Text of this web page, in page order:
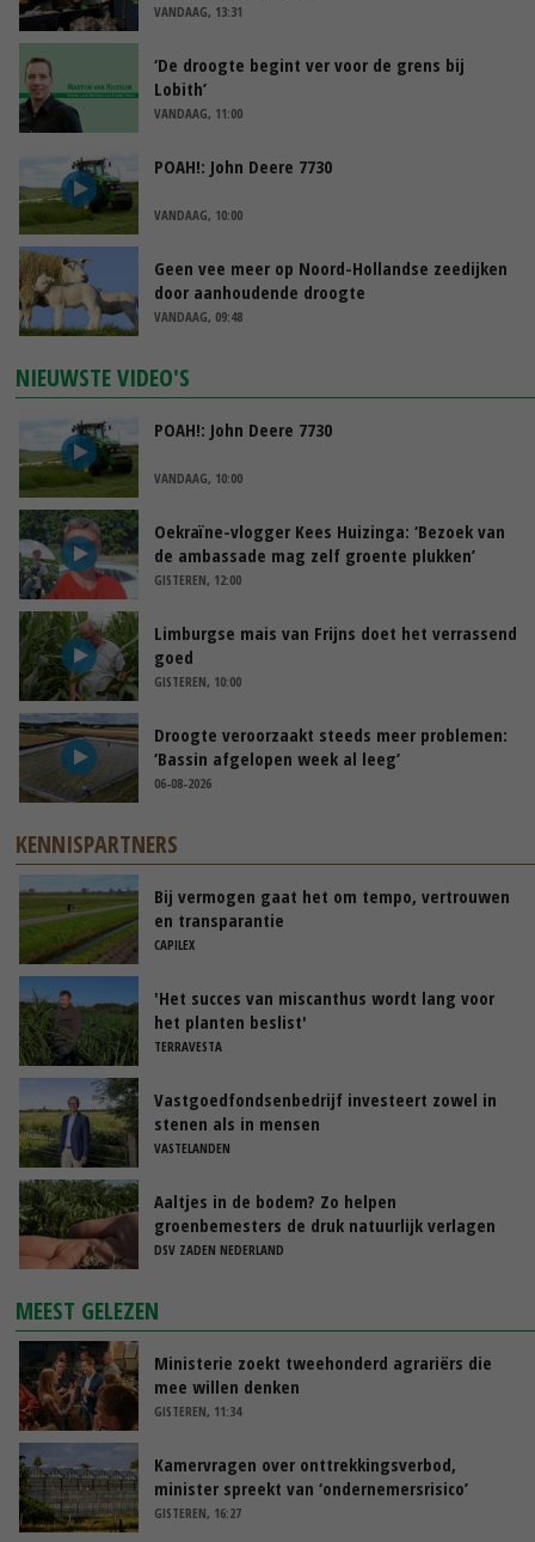
VANDAAG, 13:31
‘De droogte begint ver voor de grens bij
Lobith’
VANDAAG, 11:00
POAH!: John Deere 7730
VANDAAG, 10:00
Geen vee meer op Noord-Hollandse zeedijken
door aanhoudende droogte
VANDAAG, 09:48
NIEUWSTE VIDEO'S
POAH!: John Deere 7730
VANDAAG, 10:00
Oekraïne-vlogger Kees Huizinga: ‘Bezoek van
de ambassade mag zelf groente plukken’
GISTEREN, 12:00
Limburgse mais van Frijns doet het verrassend
goed
GISTEREN, 10:00
Droogte veroorzaakt steeds meer problemen:
‘Bassin afgelopen week al leeg’
06-08-2026
KENNISPARTNERS
Bij vermogen gaat het om tempo, vertrouwen
en transparantie
CAPILEX
'Het succes van miscanthus wordt lang voor
het planten beslist'
TERRAVESTA
Vastgoedfondsenbedrijf investeert zowel in
stenen als in mensen
VASTELANDEN
Aaltjes in de bodem? Zo helpen
groenbemesters de druk natuurlijk verlagen
DSV ZADEN NEDERLAND
MEEST GELEZEN
Ministerie zoekt tweehonderd agrariërs die
mee willen denken
GISTEREN, 11:34
Kamervragen over onttrekkingsverbod,
minister spreekt van ‘ondernemersrisico’
GISTEREN, 16:27